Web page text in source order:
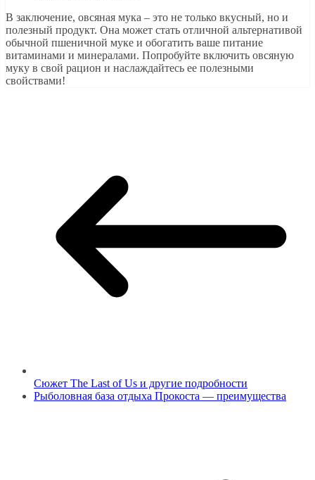
В заключение, овсяная мука – это не только вкусный, но и
полезный продукт. Она может стать отличной альтернативой
обычной пшеничной муке и обогатить ваше питание
витаминами и минералами. Попробуйте включить овсяную
муку в свой рацион и наслаждайтесь ее полезными
свойствами!
Сюжет The Last of Us и другие подробности
Рыболовная база отдыха Прокоста — преимущества